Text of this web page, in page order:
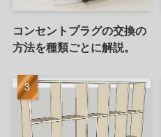
コンセントプラグの交換の
方法を種類ごとに解説。